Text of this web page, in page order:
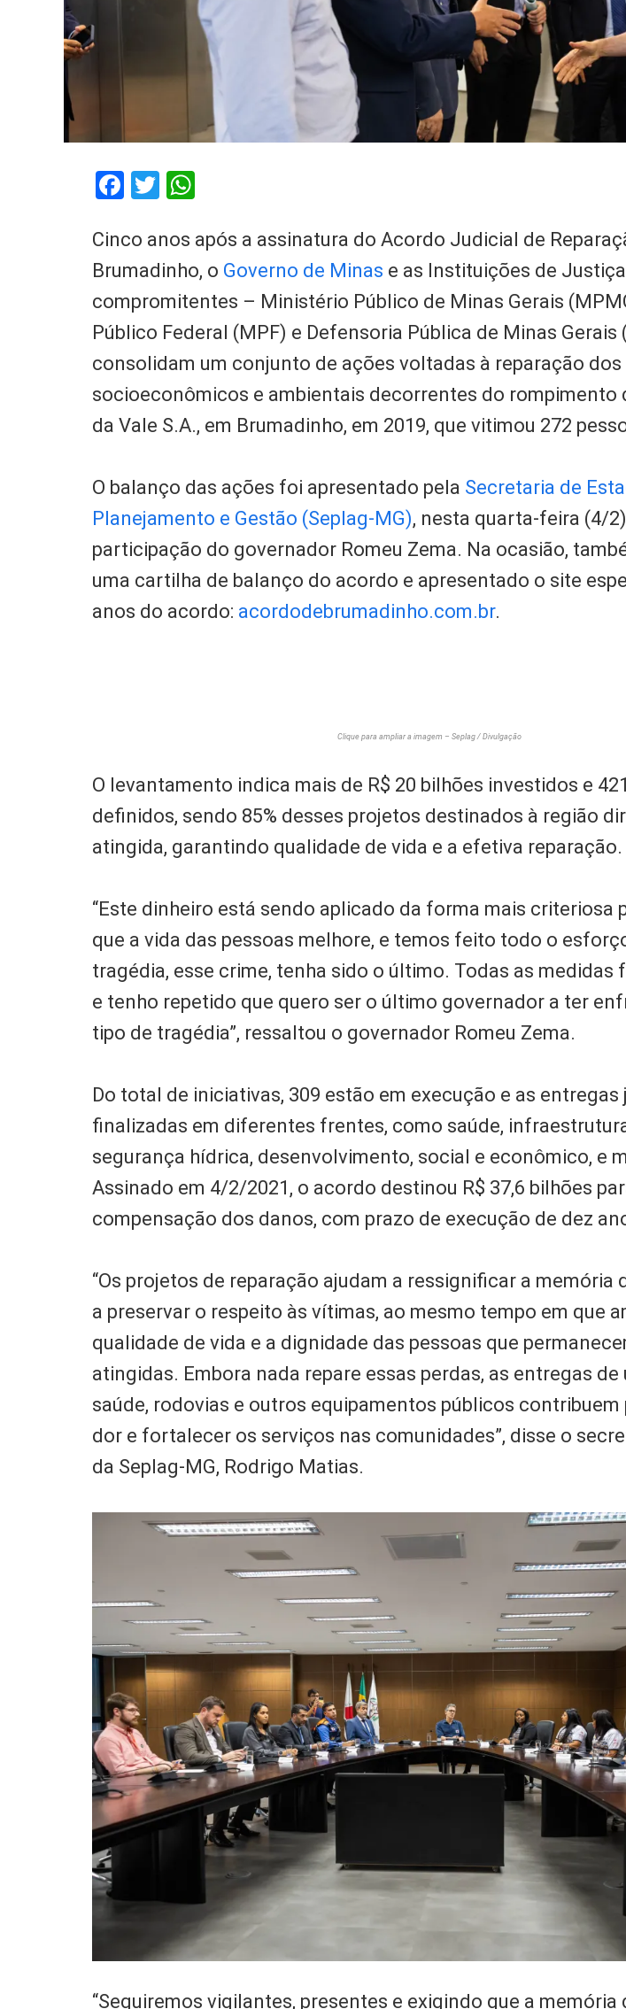
Facebook
Twitter
Cinco anos após a assinatura do Acordo Judicial de
Brumadinho, o Governo de Minas e as Instituições de Justiça
compromitentes – Ministério Público de Minas Gerais
Público Federal (MPF) e Defensoria Pública de Minas Gerais
consolidam um conjunto de ações voltadas à reparação dos
socioeconômicos e ambientais decorrentes do rompimento
da Vale S.A., em Brumadinho, em 2019, que vitimou 272
O balanço das ações foi apresentado pela Secretaria de
Planejamento e Gestão (Seplag-MG), nesta quarta-feira (4/
participação do governador Romeu Zema. Na ocasião,
uma cartilha de balanço do acordo e apresentado o site
anos do acordo: acordodebrumadinho.com.br.
Clique para ampliar a imagem – Seplag / Divulgação
O levantamento indica mais de R$ 20 bilhões investidos e
definidos, sendo 85% desses projetos destinados à região
atingida, garantindo qualidade de vida e a efetiva reparação.
“Este dinheiro está sendo aplicado da forma mais criteriosa
que a vida das pessoas melhore, e temos feito todo o
tragédia, esse crime, tenha sido o último. Todas as medidas
e tenho repetido que quero ser o último governador a ter
tipo de tragédia”, ressaltou o governador Romeu Zema.
Do total de iniciativas, 309 estão em execução e as entregas
finalizadas em diferentes frentes, como saúde,
segurança hídrica, desenvolvimento, social e econômico, e
Assinado em 4/2/2021, o acordo destinou R$ 37,6 bilhões
compensação dos danos, com prazo de execução de dez
“Os projetos de reparação ajudam a ressignificar a memória
a preservar o respeito às vítimas, ao mesmo tempo em que
qualidade de vida e a dignidade das pessoas que
atingidas. Embora nada repare essas perdas, as entregas de
saúde, rodovias e outros equipamentos públicos contribuem
dor e fortalecer os serviços nas comunidades”, disse o
da Seplag-MG, Rodrigo Matias.
“Seguiremos vigilantes, presentes e exigindo que a memória